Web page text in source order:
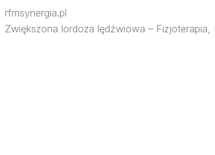
rfmsynergia.pl
Zwiększona lordoza lędźwiowa – Fizjoterapia,